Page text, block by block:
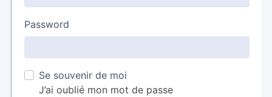
Password
Se souvenir de moi
J’ai oublié mon mot de passe